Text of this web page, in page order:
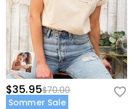
$35.95$70.00
Sommer Sale